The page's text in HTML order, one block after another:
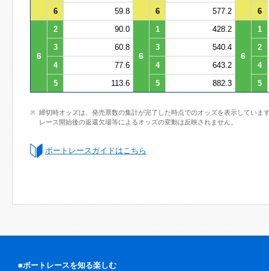
6
59.8 6 577.2 6
6
2 90.0
6
1 428.2
6
1
3
60.8 3 540.4
2
4
77.6 4 643.2
4
5
113.6 5 882.3 5
締切時オッズは、発売票数の集計が完了した時点でのオッズを表示していま
レース開始後の返還欠場等によるオッズの変動は反映されません。
ボートレースガイドはこちら
■ボートレースを知る楽しむ